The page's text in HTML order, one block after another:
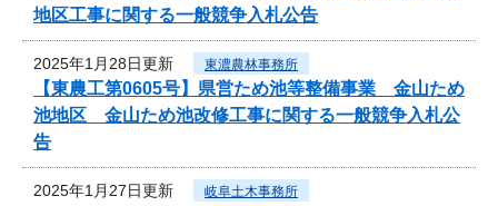
地区工事に関する一般競争入札公告
2025年1月28日更新 東濃農林事務所
【東農工第0605号】県営ため池等整備事業 金山ため
池地区 金山ため池改修工事に関する一般競争入札公
告
2025年1月27日更新 岐阜土木事務所